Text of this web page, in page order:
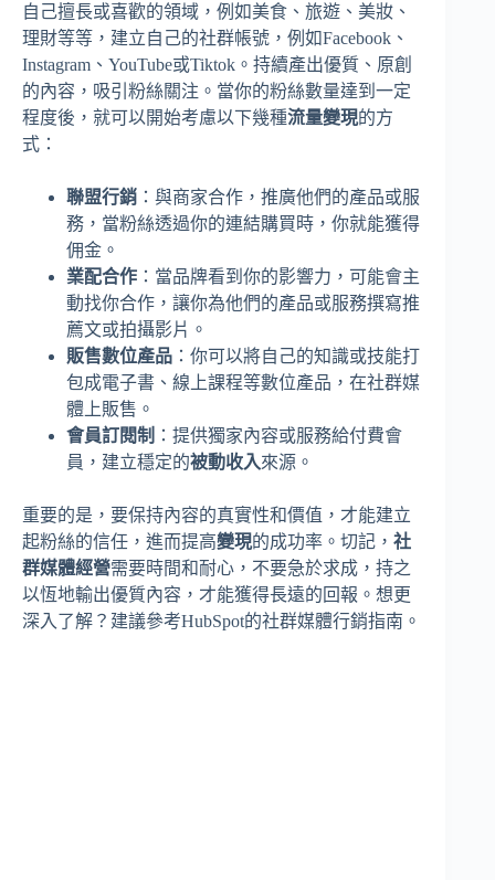
自己擅長或喜歡的領域，例如美食、旅遊、美妝、
理財等等，建立自己的社群帳號，例如Facebook、
Instagram、YouTube或Tiktok。持續產出優質、原創
的內容，吸引粉絲關注。當你的粉絲數量達到一定
程度後，就可以開始考慮以下幾種流量變現的方
式：
聯盟行銷 ：與商家合作，推廣他們的產品或服
務，當粉絲透過你的連結購買時，你就能獲得
佣金。
業配合作 ：當品牌看到你的影響力，可能會主
動找你合作，讓你為他們的產品或服務撰寫推
薦文或拍攝影片。
販售數位產品 ：你可以將自己的知識或技能打
包成電子書、線上課程等數位產品，在社群媒
體上販售。
會員訂閱制 ：提供獨家內容或服務給付費會
員，建立穩定的被動收入來源。
重要的是，要保持內容的真實性和價值，才能建立
起粉絲的信任，進而提高變現的成功率。切記， 社
群媒體經營需要時間和耐心，不要急於求成，持之
以恆地輸出優質內容，才能獲得長遠的回報。想更
深入了解？建議參考HubSpot的社群媒體行銷指南。